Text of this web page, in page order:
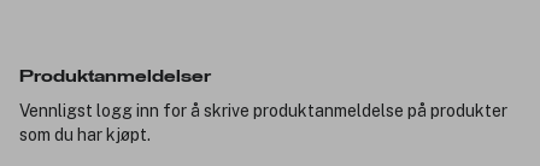
Produktanmeldelser
Vennligst logg inn for å skrive produktanmeldelse på produkter
som du har kjøpt.